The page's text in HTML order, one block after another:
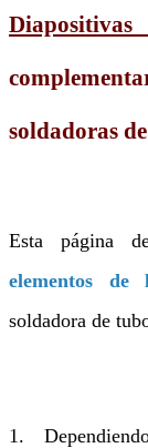
Diapositivas
soldadoras
Esta página
elementos de
soldadora de
1.